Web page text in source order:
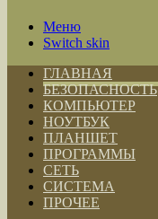
Меню
Switch skin
ГЛАВНАЯ
БЕЗОПАСНОСТЬ
КОМПЬЮТЕР
НОУТБУК
ПЛАНШЕТ
ПРОГРАММЫ
СЕТЬ
СИСТЕМА
ПРОЧЕЕ